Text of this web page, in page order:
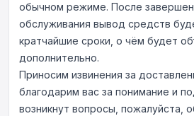
обычном режиме. После
обслуживания вывод средств
кратчайшие сроки, о чём будет
дополнительно.
Приносим извинения за
благодарим вас за понимание и
возникнут вопросы, пожалуйста,